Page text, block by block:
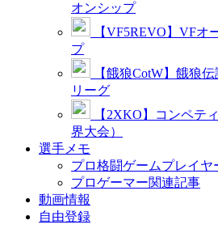
オンシップ
【VF5REVO】VFオ
プ
【餓狼CotW】餓狼
リーグ
【2XKO】コンペテ
界大会）
選手メモ
プロ格闘ゲームプレイヤ
プロゲーマー関連記事
動画情報
自由登録